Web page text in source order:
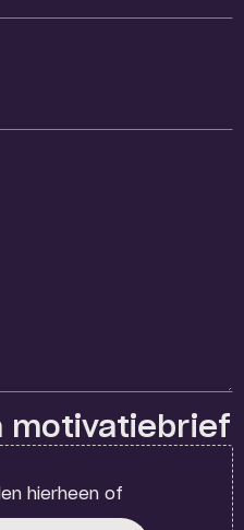
motivatiebrief
hierheen of